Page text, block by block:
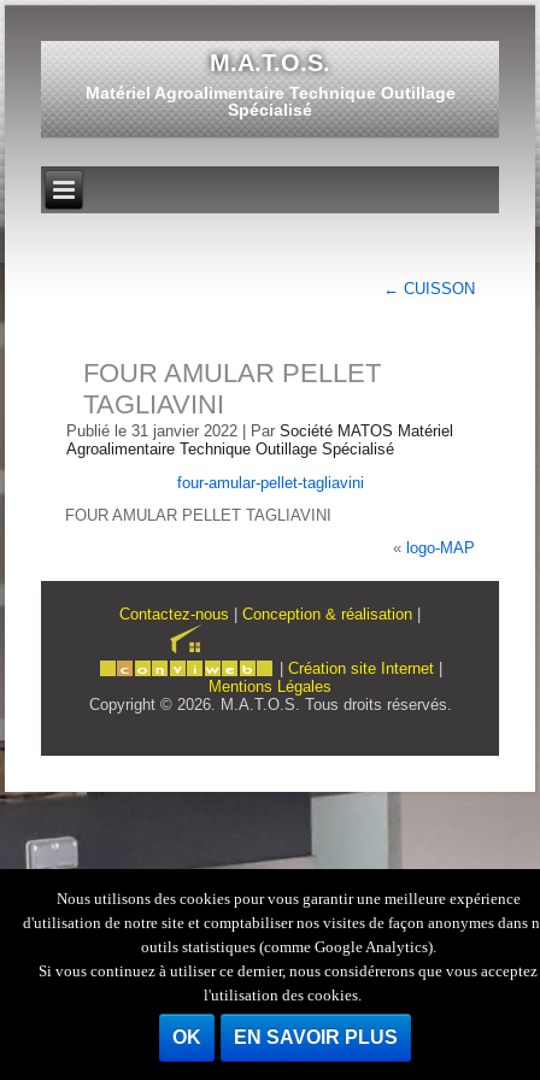
M.A.T.O.S.
Matériel Agroalimentaire Technique Outillage
Spécialisé
← CUISSON
FOUR AMULAR PELLET
TAGLIAVINI
Publié le 31 janvier 2022 Par Société MATOS Matériel
Agroalimentaire Technique Outillage Spécialisé
four-amular-pellet-tagliavini
FOUR AMULAR PELLET TAGLIAVINI
« logo-MAP
Contactez-nous Conception & réalisation
Création site Internet
Mentions Légales
Copyright © 2026. M.A.T.O.S. Tous droits réservés.
Nous utilisons des cookies pour vous garantir une meilleure expérience
d'utilisation de notre site et comptabiliser nos visites de façon anonymes dans
outils statistiques (comme Google Analytics).
Si vous continuez à utiliser ce dernier, nous considérerons que vous acceptez
l'utilisation des cookies.
OK EN SAVOIR PLUS